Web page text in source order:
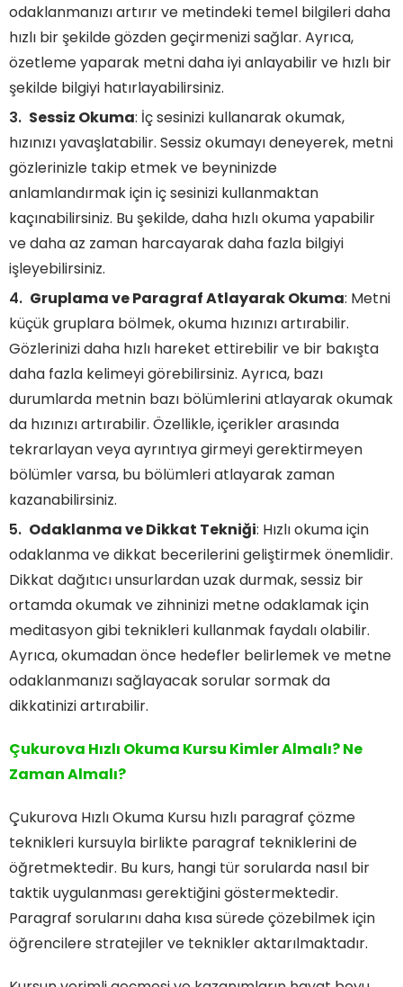
odaklanmanızı artırır ve metindeki temel bilgileri daha
hızlı bir şekilde gözden geçirmenizi sağlar. Ayrıca,
özetleme yaparak metni daha iyi anlayabilir ve hızlı bir
şekilde bilgiyi hatırlayabilirsiniz.
Sessiz Okuma: İç sesinizi kullanarak okumak,
hızınızı yavaşlatabilir. Sessiz okumayı deneyerek, metni
gözlerinizle takip etmek ve beyninizde
anlamlandırmak için iç sesinizi kullanmaktan
kaçınabilirsiniz. Bu şekilde, daha hızlı okuma yapabilir
ve daha az zaman harcayarak daha fazla bilgiyi
işleyebilirsiniz.
Gruplama ve Paragraf Atlayarak Okuma: Metni
küçük gruplara bölmek, okuma hızınızı artırabilir.
Gözlerinizi daha hızlı hareket ettirebilir ve bir bakışta
daha fazla kelimeyi görebilirsiniz. Ayrıca, bazı
durumlarda metnin bazı bölümlerini atlayarak okumak
da hızınızı artırabilir. Özellikle, içerikler arasında
tekrarlayan veya ayrıntıya girmeyi gerektirmeyen
bölümler varsa, bu bölümleri atlayarak zaman
kazanabilirsiniz.
Odaklanma ve Dikkat Tekniği: Hızlı okuma için
odaklanma ve dikkat becerilerini geliştirmek önemlidir.
Dikkat dağıtıcı unsurlardan uzak durmak, sessiz bir
ortamda okumak ve zihninizi metne odaklamak için
meditasyon gibi teknikleri kullanmak faydalı olabilir.
Ayrıca, okumadan önce hedefler belirlemek ve metne
odaklanmanızı sağlayacak sorular sormak da
dikkatinizi artırabilir.
Çukurova Hızlı Okuma Kursu Kimler Almalı? Ne
Zaman Almalı?
Çukurova Hızlı Okuma Kursu hızlı paragraf çözme
teknikleri kursuyla birlikte paragraf tekniklerini de
öğretmektedir. Bu kurs, hangi tür sorularda nasıl bir
taktik uygulanması gerektiğini göstermektedir.
Paragraf sorularını daha kısa sürede çözebilmek için
öğrencilere stratejiler ve teknikler aktarılmaktadır.